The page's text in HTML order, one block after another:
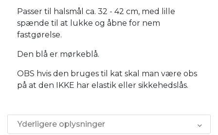
Passer til halsmål ca. 32 - 42 cm, med lille
spænde til at lukke og åbne for nem
fastgørelse.
Den blå er mørkeblå.
OBS hvis den bruges til kat skal man være obs
på at den IKKE har elastik eller sikkehedslås.
Yderligere oplysninger